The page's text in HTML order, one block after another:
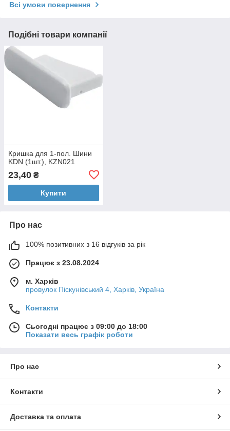
Всі умови повернення
Подібні товари компанії
Кришка для 1-пол. Шини
KDN (1шт.), KZN021
23,40 ₴
Купити
Про нас
100% позитивних з 16 відгуків за рік
Працює з 23.08.2024
м. Харків
провулок Піскунівський 4, Харків, Україна
Контакти
Сьогодні працює з 09:00 до 18:00
Показати весь графік роботи
Про нас
Контакти
Доставка та оплата